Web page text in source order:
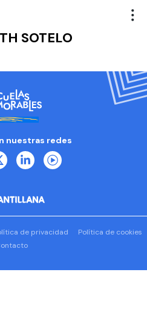
SOTELO
nuestras redes
de privacidad
Política de cookies